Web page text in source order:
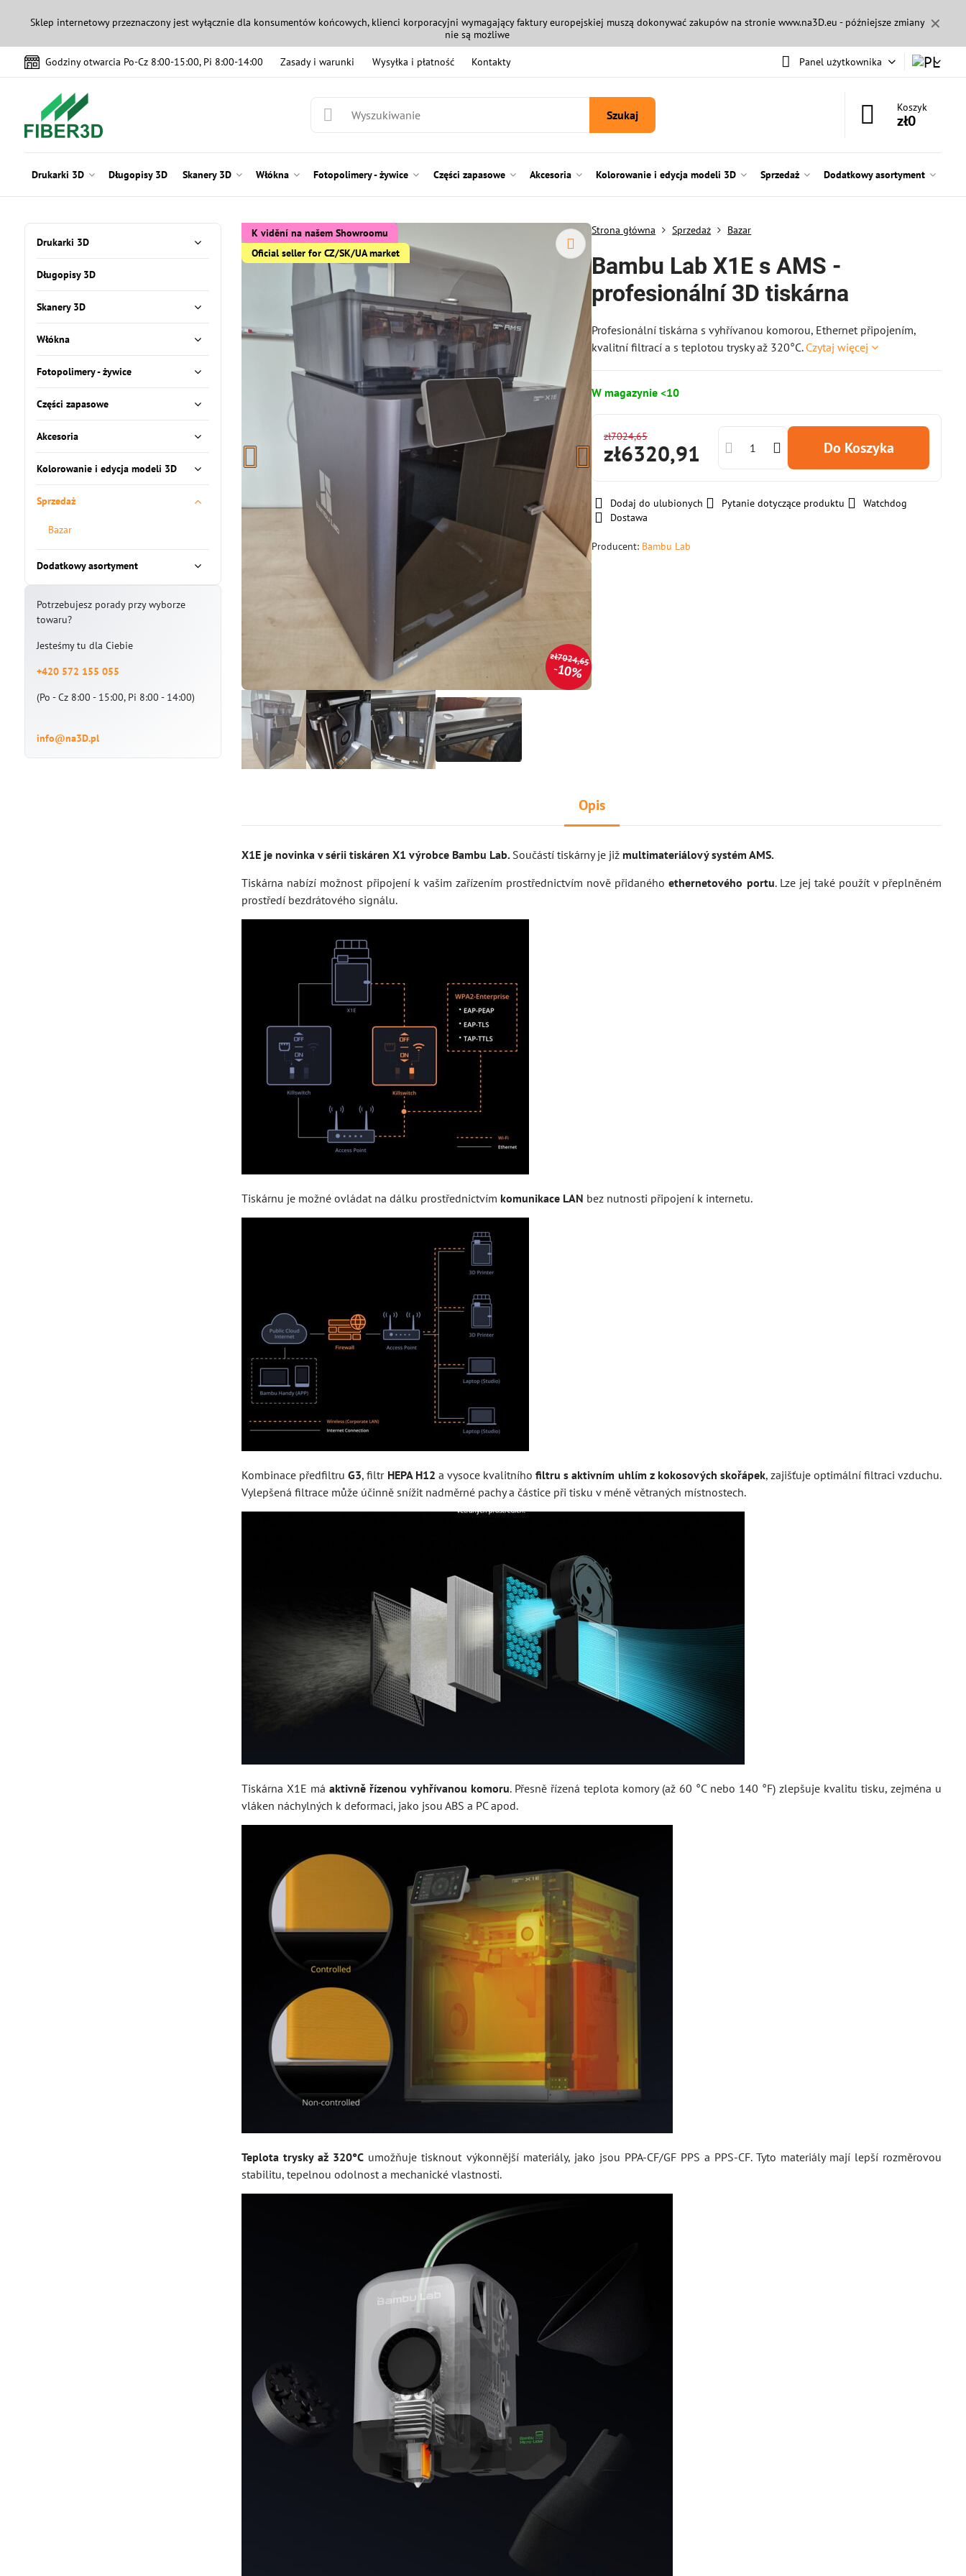
✕
Sklep internetowy przeznaczony jest wyłącznie dla konsumentów końcowych, klienci korporacyjni wymagający faktury europejskiej muszą dokonywać zakupów na stronie www.na3D.eu - późniejsze zmiany
nie są możliwe
Godziny otwarcia Po-Cz 8:00-15:00, Pi 8:00-14:00 Zasady i warunki Wysyłka i płatność Kontakty Panel użytkownika
Szukaj
Koszyk
zł0
Drukarki 3D Długopisy 3D Skanery 3D Włókna Fotopolimery - żywice Części zapasowe Akcesoria Kolorowanie i edycja modeli 3D Sprzedaż Dodatkowy asortyment
K vidění na našem Showroomu
Oficial seller for CZ/SK/UA market
zł7024,65
10%
Strona główna Sprzedaż Bazar
Bambu Lab X1E s AMS -
profesionální 3D tiskárna
Profesionální tiskárna s vyhřívanou komorou, Ethernet připojením,
kvalitní filtrací a s teplotou trysky až 320°C. Czytaj więcej
W magazynie <10
zł7024,65
zł6320,91 Do Koszyka
Dodaj do ulubionych Pytanie dotyczące produktu
Watchdog
Dostawa
Producent: Bambu Lab
Opis
X1E je novinka v sérii tiskáren X1 výrobce Bambu Lab. Součástí tiskárny je již multimateriálový systém AMS.
Tiskárna nabízí možnost připojení k vašim zařízením prostřednictvím nově přidanéhoethernetového portu. Lze jej také použít v přeplněném
prostředí bezdrátového signálu.
Tiskárnu je možné ovládat na dálku prostřednictvím komunikace LAN bez nutnosti připojení k internetu.
Kombinace předfiltruG3, filtr HEPA H12 a vysoce kvalitníhofiltru s aktivním uhlím z kokosových skořápek, zajišťuje optimální filtraci vzduchu.
Vylepšená filtrace může účinně snížit nadměrné pachy a částice při tisku v méně větraných místnostech.
Tiskárna X1E máaktivně řízenou vyhřívanou komoru. Přesně řízená teplota komory (až 60 °C nebo 140 °F) zlepšuje kvalitu tisku, zejména u
vláken náchylných k deformaci, jako jsou ABS a PC apod.
Teplota trysky až 320°C umožňuje tisknout výkonnější materiály, jako jsou PPA-CF/GF PPS a PPS-CF. Tyto materiály mají lepší rozměrovou
stabilitu, tepelnou odolnost a mechanické vlastnosti.
Drukarki 3D
Długopisy 3D
Skanery 3D
Włókna
Fotopolimery - żywice
Części zapasowe
Akcesoria
Kolorowanie i edycja modeli 3D
Sprzedaż
Bazar
Dodatkowy asortyment
Potrzebujesz porady przy wyborze
towaru?
Jesteśmy tu dla Ciebie
+420 572 155 055
(Po - Cz 8:00 - 15:00, Pi 8:00 - 14:00)
info@na3D.pl